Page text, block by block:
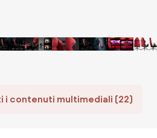
i contenuti multimediali (22)